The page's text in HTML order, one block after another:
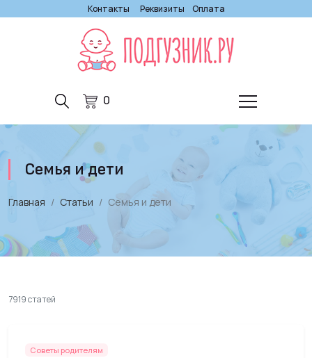
Контакты Реквизиты Оплата
0
Семья и дети
Главная Статьи Семья и дети
7919 статей
Советы родителям